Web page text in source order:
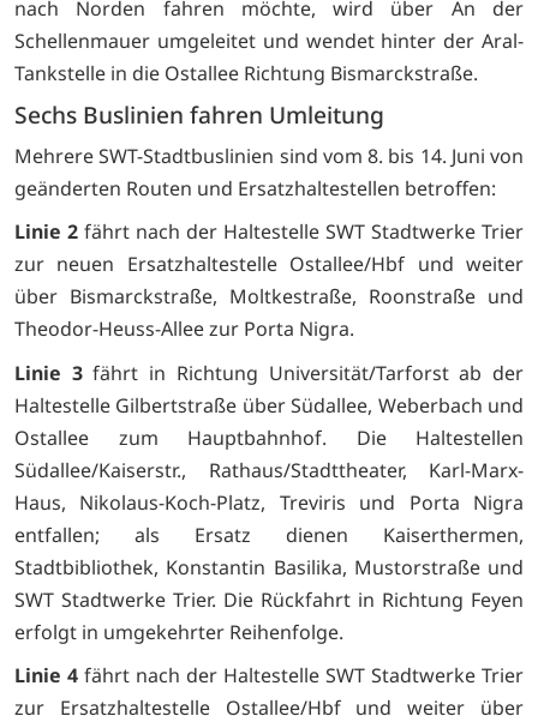
nach Norden fahren möchte, wird über An der
Schellenmauer umgeleitet und wendet hinter der Aral-
Tankstelle in die Ostallee Richtung Bismarckstraße.
Sechs Buslinien fahren Umleitung
Mehrere SWT-Stadtbuslinien sind vom 8. bis 14. Juni von
geänderten Routen und Ersatzhaltestellen betroffen:
Linie 2 fährt nach der Haltestelle SWT Stadtwerke Trier
zur neuen Ersatzhaltestelle Ostallee/Hbf und weiter
über Bismarckstraße, Moltkestraße, Roonstraße und
Theodor-Heuss-Allee zur Porta Nigra.
Linie 3fährt in Richtung Universität/Tarforst ab der
Haltestelle Gilbertstraße über Südallee, Weberbach und
Ostallee zum Hauptbahnhof. Die Haltestellen
Südallee/Kaiserstr., Rathaus/Stadttheater, Karl-Marx-
Haus, Nikolaus-Koch-Platz, Treviris und Porta Nigra
entfallen; als Ersatz dienen Kaiserthermen,
Stadtbibliothek, Konstantin Basilika, Mustorstraße und
SWT Stadtwerke Trier. Die Rückfahrt in Richtung Feyen
erfolgt in umgekehrter Reihenfolge.
Linie 4 fährt nach der Haltestelle SWT Stadtwerke Trier
zur Ersatzhaltestelle Ostallee/Hbf und weiter über